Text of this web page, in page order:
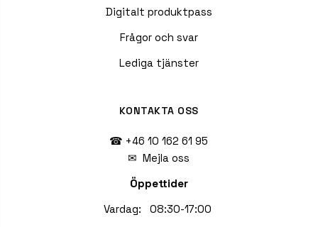
Digitalt produktpass
Frågor och svar
Lediga tjänster
KONTAKTA OSS
☎ +46 10 162 61 95
✉Mejla oss
Öppettider
Vardag: 08:30-17:00